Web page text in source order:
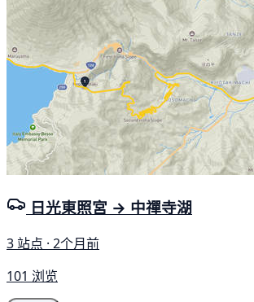
日光東照宮 → 中禪寺湖
3 站点 · 2个月前
101 浏览